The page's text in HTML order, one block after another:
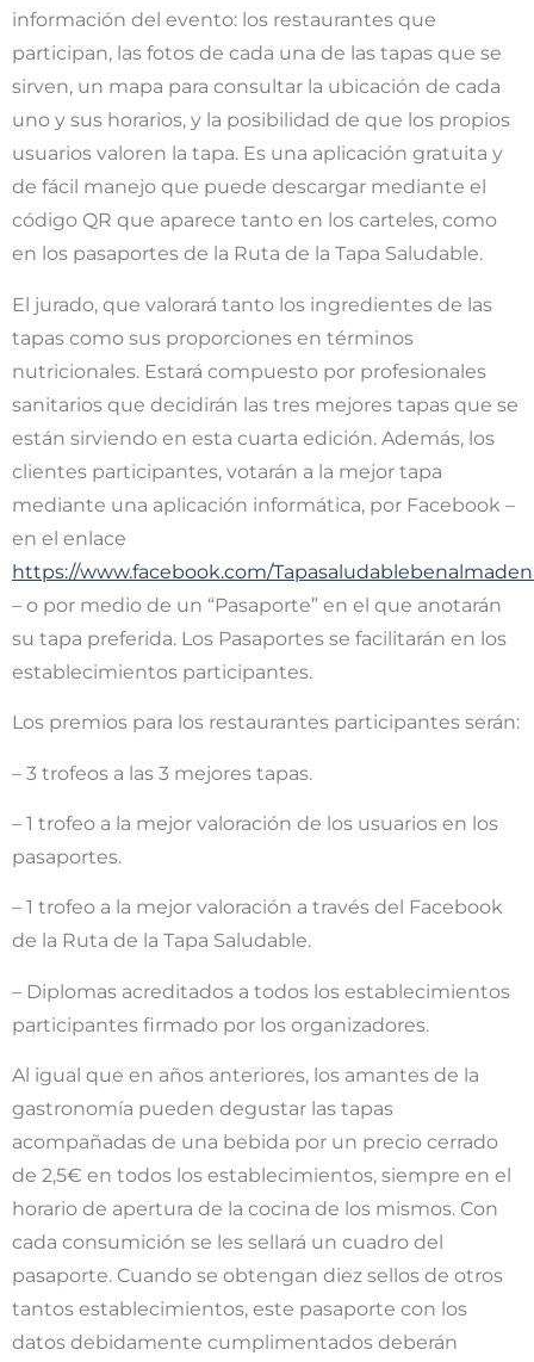
información del evento: los restaurantes que
participan, las fotos de cada una de las tapas que se
sirven, un mapa para consultar la ubicación de cada
uno y sus horarios, y la posibilidad de que los propios
usuarios valoren la tapa. Es una aplicación gratuita y
de fácil manejo que puede descargar mediante el
código QR que aparece tanto en los carteles, como
en los pasaportes de la Ruta de la Tapa Saludable.
El jurado, que valorará tanto los ingredientes de las
tapas como sus proporciones en términos
nutricionales. Estará compuesto por profesionales
sanitarios que decidirán las tres mejores tapas que se
están sirviendo en esta cuarta edición. Además, los
clientes participantes, votarán a la mejor tapa
mediante una aplicación informática, por Facebook –
en el enlace
https://www.facebook.com/
– o por medio de un “Pasaporte” en el que anotarán
su tapa preferida. Los Pasaportes se facilitarán en los
establecimientos participantes.
Los premios para los restaurantes participantes serán:
– 3 trofeos a las 3 mejores tapas.
– 1 trofeo a la mejor valoración de los usuarios en los
pasaportes.
– 1 trofeo a la mejor valoración a través del Facebook
de la Ruta de la Tapa Saludable.
– Diplomas acreditados a todos los establecimientos
participantes firmado por los organizadores.
Al igual que en años anteriores, los amantes de la
gastronomía pueden degustar las tapas
acompañadas de una bebida por un precio cerrado
de 2,5€ en todos los establecimientos, siempre en el
horario de apertura de la cocina de los mismos. Con
cada consumición se les sellará un cuadro del
pasaporte. Cuando se obtengan diez sellos de otros
tantos establecimientos, este pasaporte con los
datos debidamente cumplimentados deberán